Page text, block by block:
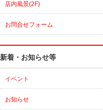
店内風景(2F)
お問合せフォーム
新着・お知らせ等
イベント
お知らせ